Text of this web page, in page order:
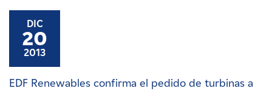
DIC
20
2013
EDF Renewables confirma el pedido de turbinas a